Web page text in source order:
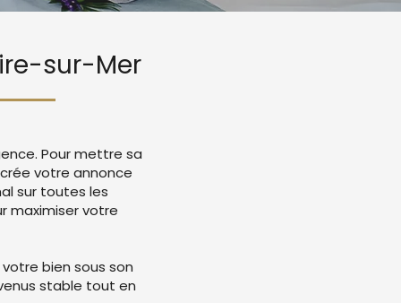
sur-Mer
Pour mettre sa
votre annonce
sur toutes les
maximiser votre
bien sous son
stable tout en